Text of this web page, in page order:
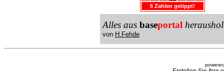
6 Zahlen getippt!
Alles aus baseportal
von H.Fehde